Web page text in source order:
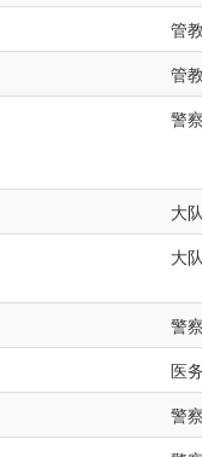
管
管教
警察
大
大
警察
医
警察